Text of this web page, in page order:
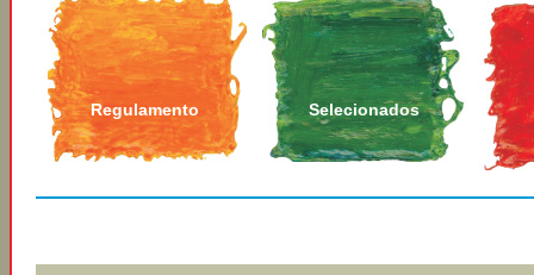
Regulamento Selecionados